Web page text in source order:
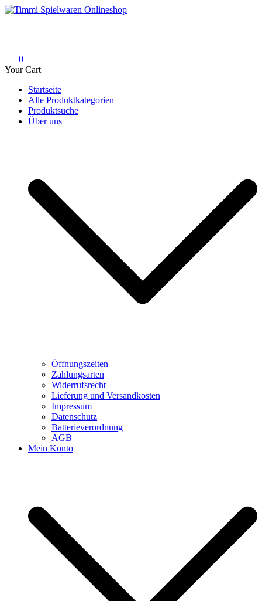
Skip
0
Your Cart
Startseite
Alle Produktkategorien
Produktsuche
Über uns
Öffnungszeiten
Zahlungsarten
Widerrufsrecht
Lieferung und Versandkosten
Impressum
Datenschutz
Batterieverordnung
AGB
Mein Konto